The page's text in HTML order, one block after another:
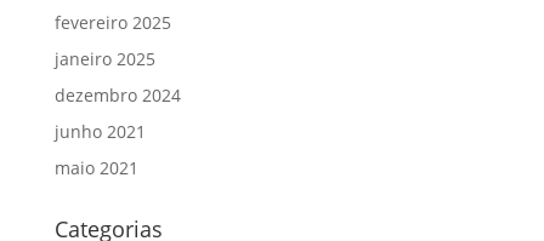
fevereiro 2025
janeiro 2025
dezembro 2024
junho 2021
maio 2021
Categorias